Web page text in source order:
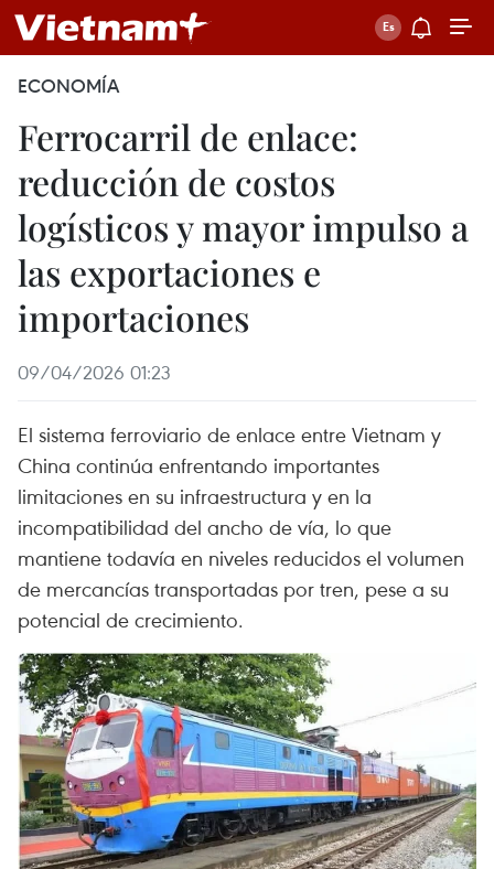
ECONOMÍA
Ferrocarril de enlace:
reducción de costos
logísticos y mayor impulso a
las exportaciones e
importaciones
09/04/2026 01:23
El sistema ferroviario de enlace entre Vietnam y
China continúa enfrentando importantes
limitaciones en su infraestructura y en la
incompatibilidad del ancho de vía, lo que
mantiene todavía en niveles reducidos el volumen
de mercancías transportadas por tren, pese a su
potencial de crecimiento.